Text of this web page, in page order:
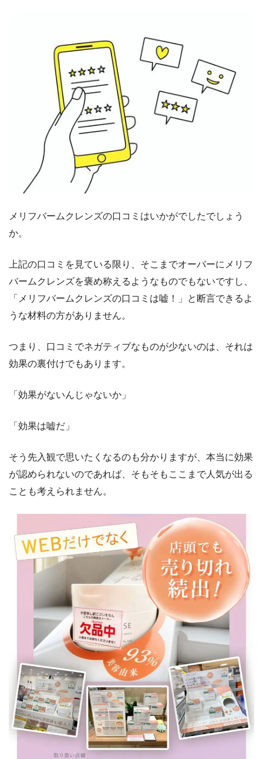
メリフバームクレンズの口コミはいかがでしたでしょう
か。
上記の口コミを見ている限り、そこまでオーバーにメリフ
バームクレンズを褒め称えるようなものでもないですし、
「メリフバームクレンズの口コミは嘘！」と断言できるよ
うな材料の方がありません。
つまり、口コミでネガティブなものが少ないのは、それは
効果の裏付けでもあります。
「効果がないんじゃないか」
「効果は嘘だ」
そう先入観で思いたくなるのも分かりますが、本当に効果
が認められないのであれば、そもそもここまで人気が出る
ことも考えられません。